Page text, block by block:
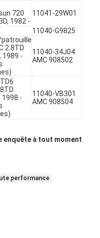
720
1982 -
11041-29W01
11040-G9825
2.8TD
1989 -
11040-34J04
AMC 908502
1998 -
11040-VB301
AMC 908504
enquête à tout moment
performance